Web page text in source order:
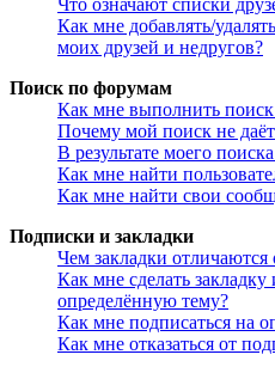
Что означают списки
Как мне добавлять/
моих друзей и недругов?
Поиск по форумам
Как мне выполнить
Почему мой поиск не даёт
В результате моего
Как мне найти
Как мне найти свои
Подписки и закладки
Чем закладки отличаются
Как мне сделать закладку
определённую тему?
Как мне подписаться на
Как мне отказаться от